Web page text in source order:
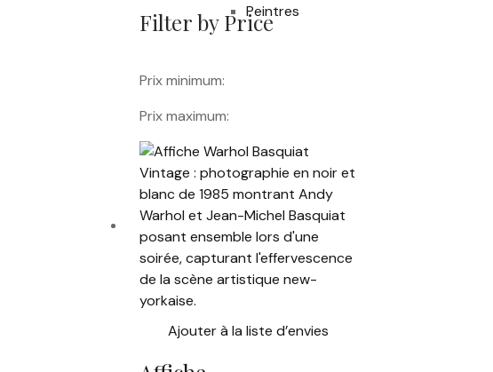
Peintres
Filter by Price
Prix minimum:
Prix maximum:
Ajouter à la liste d’envies